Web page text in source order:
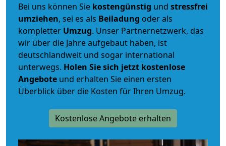
Bei uns können Sie kostengünstig und stressfrei
umziehen, sei es als Beiladung oder als
kompletter Umzug. Unser Partnernetzwerk, das
wir über die Jahre aufgebaut haben, ist
deutschlandweit und sogar international
unterwegs. Holen Sie sich jetzt kostenlose
Angebote und erhalten Sie einen ersten
Überblick über die Kosten für Ihren Umzug.
Kostenlose Angebote erhalten